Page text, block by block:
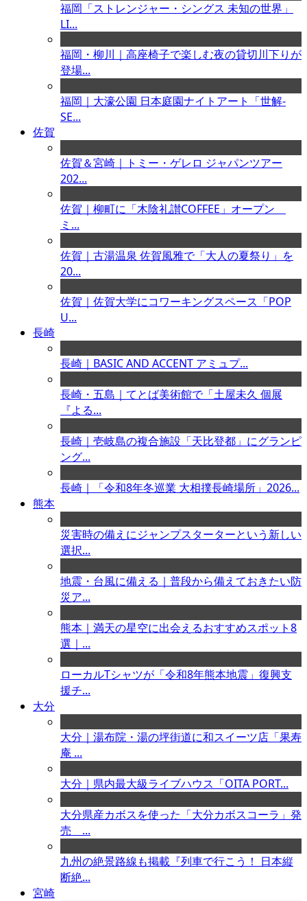
福岡「ストレンジャー・シングス 未知の世界」
LI...
福岡・柳川｜高座椅子で楽しむ夜の貸切川下りが
登場...
福岡｜大濠公園 日本庭園ナイトアート「世解-
SE...
佐賀
佐賀＆宮崎｜トミー・ゲレロ ジャパンツアー
202...
佐賀｜柳町に「木陰礼讃COFFEE」オープン
ミ...
佐賀｜古湯温泉 佐賀風雅で「大人の夏祭り」を
20...
佐賀｜佐賀大学にコワーキングスペース「POP
U...
長崎
長崎｜BASIC AND ACCENT アミュプ...
長崎・五島｜てとば美術館で「土屋未久 個展
『よる...
長崎｜壱岐島の複合施設「天比登都」にグランピ
ング...
長崎｜「令和8年冬巡業 大相撲長崎場所」2026...
熊本
災害時の備えにジャンプスターターという新しい
選択...
地震・台風に備える｜普段から備えておきたい防
災ア...
熊本｜満天の星空に出会えるおすすめスポット8
選｜...
ローカルTシャツが「令和8年熊本地震」復興支
援チ...
大分
大分｜湯布院・湯の坪街道に和スイーツ店「果寿
庵 ...
大分｜県内最大級ライブハウス「OITA PORT...
大分県産カボスを使った「大分カボスコーラ」発
売 ...
九州の絶景路線も掲載『列車で行こう！ 日本縦
断絶...
宮崎